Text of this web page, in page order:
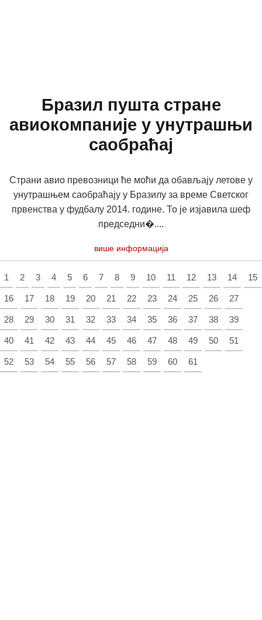
Бразил пушта стране
авиокомпаније у унутрашњи
саобраћај
Страни авио превозници ће моћи да обављају летове у
унутрашњем саобраћају у Бразилу за време Светског
првенства у фудбалу 2014. године. То је изјавила шеф
председни�....
више информација
1 2 3 4 5 6 7 8 9 10 11 12 13 14 15
16 17 18 19 20 21 22 23 24 25 26 27
28 29 30 31 32 33 34 35 36 37 38 39
40 41 42 43 44 45 46 47 48 49 50 51
52 53 54 55 56 57 58 59 60 61